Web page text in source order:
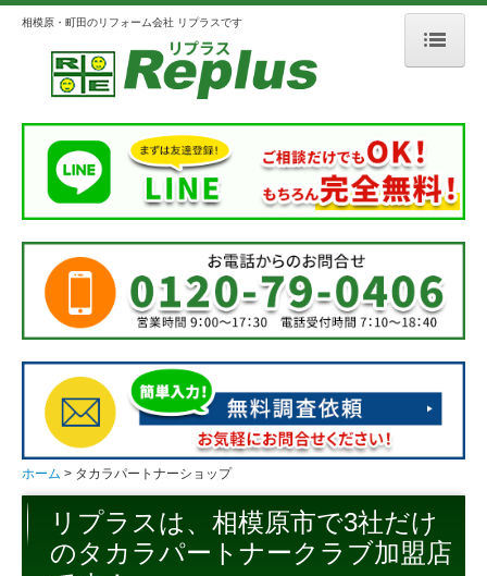
ホーム
会社案内
選ばれる理由
3つのこだわり
メディア掲載
人柄のよいスタッフ紹介
施工事例
外壁・屋根
浴室・洗面
トイレ
キッチン
相模原・町田のリフォーム会社 リプラスです
ホーム タカラパートナーショップ
リプラスは、相模原市で3社だけ
のタカラパートナークラブ加盟店